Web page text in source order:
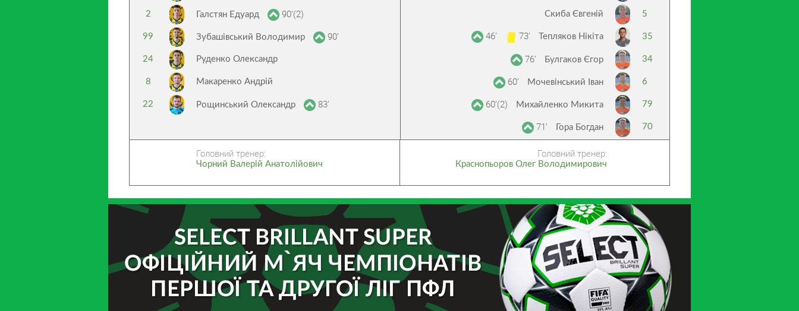
2 Галстян Едуард 90’(2) Скиба Євгеній 5
99 Зубашівський Володимир 90’ 46’ 73’ Тепляков Нікіта 35
24 Руденко Олександр 76’ Булгаков Єгор 34
8 Макаренко Андрій 60’ Мочевінський Іван 6
22 Рощинський Олександр 83’ 60’(2) Михайленко Микита 79
71’ Гора Богдан 70
Головний тренер: Головний тренер:
Чорний Валерій Анатолійович Краснопьоров Олег Володимирович